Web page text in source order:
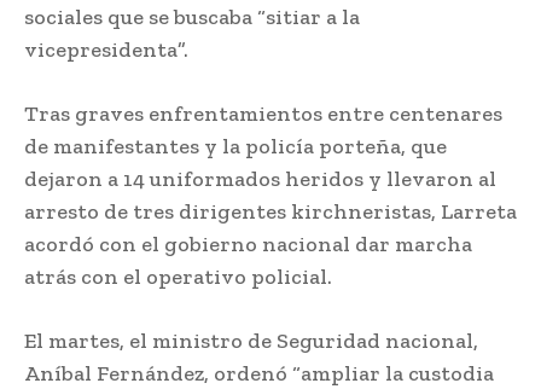
sociales que se buscaba “sitiar a la
vicepresidenta”.
Tras graves enfrentamientos entre centenares
de manifestantes y la policía porteña, que
dejaron a 14 uniformados heridos y llevaron al
arresto de tres dirigentes kirchneristas, Larreta
acordó con el gobierno nacional dar marcha
atrás con el operativo policial.
El martes, el ministro de Seguridad nacional,
Aníbal Fernández, ordenó “ampliar la custodia